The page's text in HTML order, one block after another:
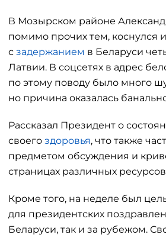
В Мозырском районе
помимо прочих тем, коснулся
с задержанием в Беларуси
Латвии. В соцсетях в адрес
по этому поводу было много
но причина оказалась
Рассказал Президент о
своего здоровья, что также
предметом обсуждения и
страницах различных
Кроме того, на неделе был
для президентских
Беларуси, так и за рубежом.